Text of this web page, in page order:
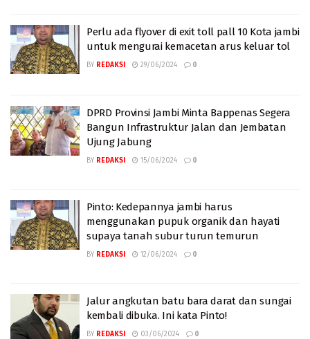
Perlu ada flyover di exit toll pall 10 Kota jambi
untuk mengurai kemacetan arus keluar tol
BY REDAKSI 29/06/2024 0
DPRD Provinsi Jambi Minta Bappenas Segera
Bangun Infrastruktur Jalan dan Jembatan
Ujung Jabung
BY REDAKSI 15/06/2024 0
Pinto: Kedepannya jambi harus
menggunakan pupuk organik dan hayati
supaya tanah subur turun temurun
BY REDAKSI 12/06/2024 0
Jalur angkutan batu bara darat dan sungai
kembali dibuka. Ini kata Pinto!
BY REDAKSI 03/06/2024 0